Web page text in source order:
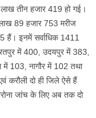
तीन हजार 419 हो गई।
89 हजार 753 मरीज
हैं। इनमें सर्वाधिक 1411
में 400, उदयपुर में 383,
103, नागौर में 102 तथा
दो ही जिले ऐसे हैं
जांच के लिए अब तक दो